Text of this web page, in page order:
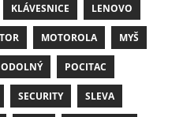
KLÁVESNICE LENOVO
MOTOROLA MYŠ
ODOLNÝ POCITAC
SECURITY SLEVA